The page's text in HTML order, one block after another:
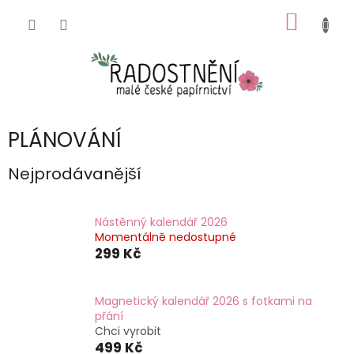
KOŠÍK
PLÁNOVÁNÍ
Nejprodávanější
Nástěnný kalendář 2026
Momentálně nedostupné
299 Kč
Magnetický kalendář 2026 s fotkami na
přání
Chci vyrobit
499 Kč